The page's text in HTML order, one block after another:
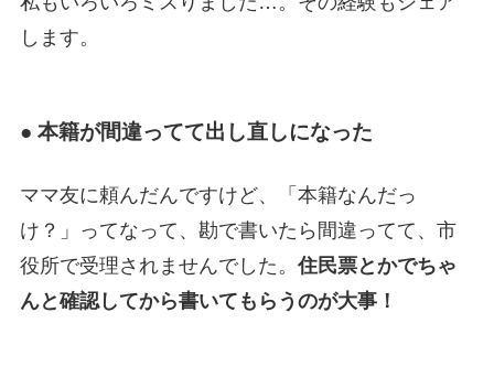
します。
● 本籍が間違ってて出し直しになった
ママ友に頼んだんですけど、「本籍なんだっ
け？」ってなって、勘で書いたら間違ってて、市
役所で受理されませんでした。 住民票とかでちゃ
んと確認してから書いてもらうのが大事！